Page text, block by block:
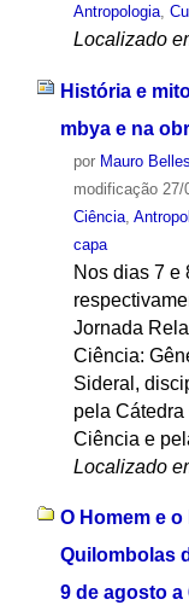
Antropologia,
Localizado
História e
mbya e na
por Mauro
modificação27/
Ciência,
capa
Nos dias 7 e
Jornada
Ciência:
Sideral,
pela
Ciência e
Localizado
O Homem e
Quilombolas
9 de agosto a